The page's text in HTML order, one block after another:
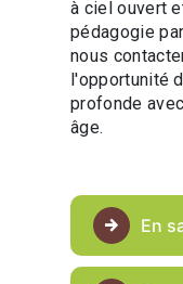
à ciel ouvert
pédagogie
nous
l'opportunité
profonde
âge.
En